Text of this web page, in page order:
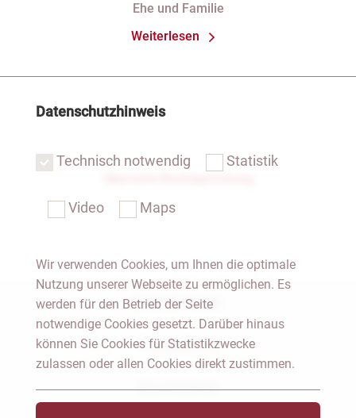
Ehe und Familie
Weiterlesen
Notar Dresden
Fachgebiete
Das Notariat
Datenschutzhinweis
Technisch notwendig Statistik
Video Maps
Wir verwenden Cookies, um Ihnen die optimale
Nutzung unserer Webseite zu ermöglichen. Es
werden für den Betrieb der Seite
notwendige Cookies gesetzt. Darüber hinaus
können Sie Cookies für Statistikzwecke
zulassen oder allen Cookies direkt zustimmen.